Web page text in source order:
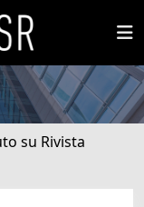
su Rivista